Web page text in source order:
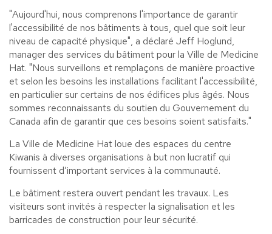
"Aujourd'hui, nous comprenons l'importance de garantir
l'accessibilité de nos bâtiments à tous, quel que soit leur
niveau de capacité physique", a déclaré Jeff Hoglund,
manager des services du bâtiment pour la Ville de Medicine
Hat. "Nous surveillons et remplaçons de manière proactive
et selon les besoins les installations facilitant l'accessibilité,
en particulier sur certains de nos édifices plus âgés. Nous
sommes reconnaissants du soutien du Gouvernement du
Canada afin de garantir que ces besoins soient satisfaits."
La Ville de Medicine Hat loue des espaces du centre
Kiwanis à diverses organisations à but non lucratif qui
fournissent d’important services à la communauté.
Le bâtiment restera ouvert pendant les travaux. Les
visiteurs sont invités à respecter la signalisation et les
barricades de construction pour leur sécurité.